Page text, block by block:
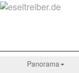
Panorama